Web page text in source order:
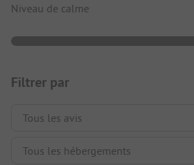
Niveau de calme
Filtrer par